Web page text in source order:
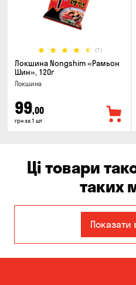
(1)
Локшина Nongshim «Рамьон
Шин», 120г
Локшина
99,00
грн за 1 шт
Ці товари
таких
Єлизаветівка
Авангард
Показати